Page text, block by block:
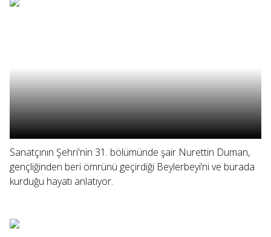
Sanatçının Şehri'nin 31. bölümünde şair Nurettin Duman,
gençliğinden beri ömrünü geçirdiği Beylerbeyi’ni ve burada
kurduğu hayatı anlatıyor.